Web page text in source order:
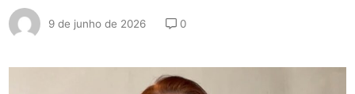
9 de junho de 2026 0